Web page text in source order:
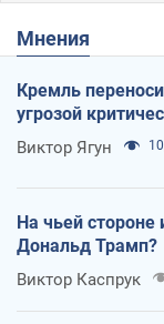
Мнения
Кремль
угрозой
Виктор Ягун
На чьей стороне
Дональд Трамп?
Виктор Каспрук